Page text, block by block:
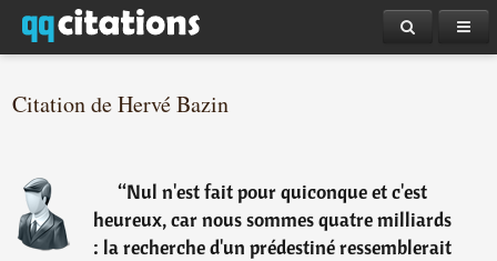
Citation de Hervé Bazin
“Nul n'est fait pour quiconque et c'est
heureux, car nous sommes quatre milliards
: la recherche d'un prédestiné ressemblerait